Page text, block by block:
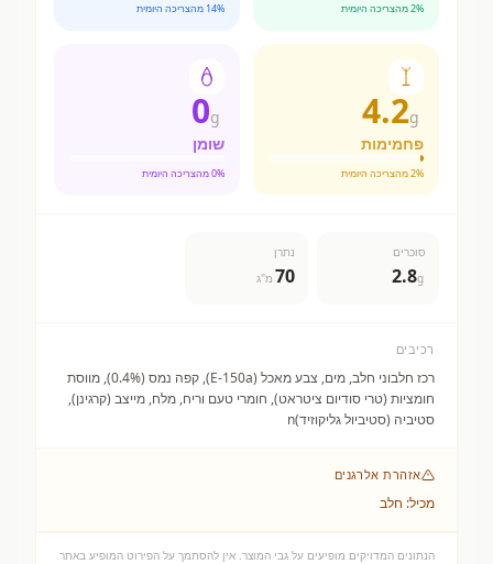
2% מהצריכה היומית 14% מהצריכה היומית
4.2g
פחמימות
2% מהצריכה היומית
0g
שומן
0% מהצריכה היומית
סוכרים
2.8g
נתרן
70 מ"ג
רכיבים
רכז חלבוני חלב, מים, צבע מאכל (E-150a), קפה נמס (0.4%), מווסת
חומציות (טרי סודיום ציטראט), חומרי טעם וריח, מלח, מייצב (קרגינן),
סטיביה (סטיביול גליקוזיד)n
אזהרת אלרגנים
מכיל: חלב
הנתונים המדויקים מופיעים על גבי המוצר. אין להסתמך על הפירוט המופיע באתר